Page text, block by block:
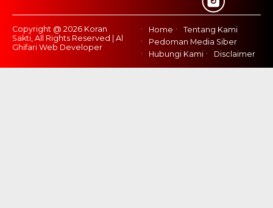
Copyright @ 2026 Koran
Sakti, All Rights Reserved | Al
Ghifari Web Developer
Home
Tentang Kami
Pedoman Media Siber
Hubungi Kami
Disclaimer